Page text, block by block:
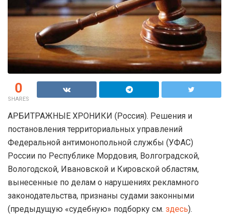
0
SHARES
АРБИТРАЖНЫЕ ХРОНИКИ (Россия). Решения и
постановления территориальных управлений
Федеральной антимонопольной службы (УФАС)
России по Республике Мордовия, Волгоградской,
Вологодской, Ивановской и Кировской областям,
вынесенные по делам о нарушениях рекламного
законодательства, признаны судами законными
(предыдущую «судебную» подборку см. здесь).